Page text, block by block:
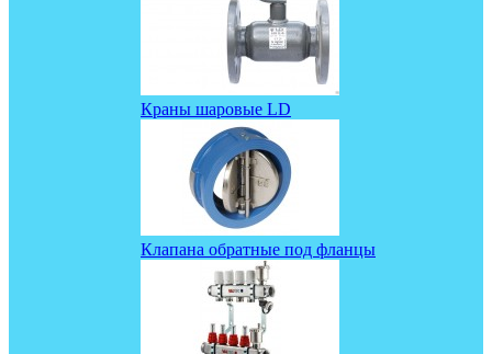
Краны шаровые LD
Клапана обратные под фланцы